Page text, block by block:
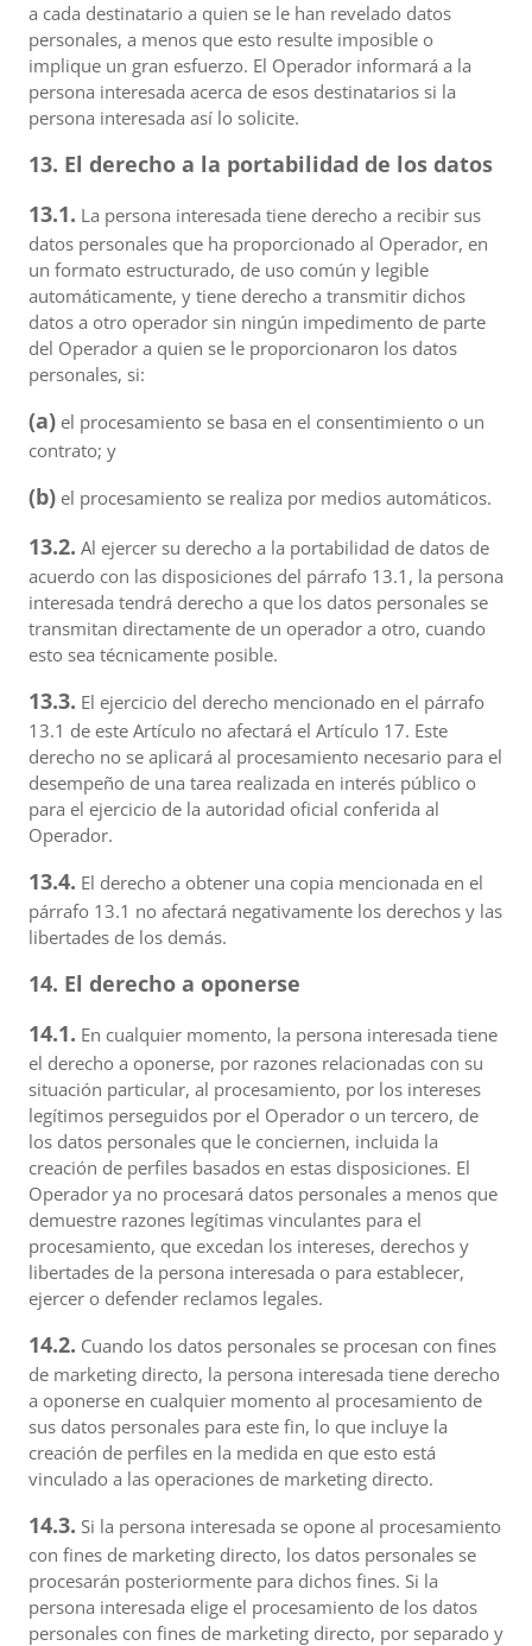
a cada destinatario a quien se le han revelado datos
personales, a menos que esto resulte imposible o
implique un gran esfuerzo. El Operador informará a la
persona interesada acerca de esos destinatarios si la
persona interesada así lo solicite.
13. El derecho a la portabilidad de los datos
13.1. La persona interesada tiene derecho a recibir sus
datos personales que ha proporcionado al Operador, en
un formato estructurado, de uso común y legible
automáticamente, y tiene derecho a transmitir dichos
datos a otro operador sin ningún impedimento de parte
del Operador a quien se le proporcionaron los datos
personales, si:
(a) el procesamiento se basa en el consentimiento o un
contrato; y
(b) el procesamiento se realiza por medios automáticos.
13.2. Al ejercer su derecho a la portabilidad de datos de
acuerdo con las disposiciones del párrafo 13.1, la persona
interesada tendrá derecho a que los datos personales se
transmitan directamente de un operador a otro, cuando
esto sea técnicamente posible.
13.3. El ejercicio del derecho mencionado en el párrafo
13.1 de este Artículo no afectará el Artículo 17. Este
derecho no se aplicará al procesamiento necesario para el
desempeño de una tarea realizada en interés público o
para el ejercicio de la autoridad oficial conferida al
Operador.
13.4. El derecho a obtener una copia mencionada en el
párrafo 13.1 no afectará negativamente los derechos y las
libertades de los demás.
14. El derecho a oponerse
14.1. En cualquier momento, la persona interesada tiene
el derecho a oponerse, por razones relacionadas con su
situación particular, al procesamiento, por los intereses
legítimos perseguidos por el Operador o un tercero, de
los datos personales que le conciernen, incluida la
creación de perfiles basados en estas disposiciones. El
Operador ya no procesará datos personales a menos que
demuestre razones legítimas vinculantes para el
procesamiento, que excedan los intereses, derechos y
libertades de la persona interesada o para establecer,
ejercer o defender reclamos legales.
14.2. Cuando los datos personales se procesan con fines
de marketing directo, la persona interesada tiene derecho
a oponerse en cualquier momento al procesamiento de
sus datos personales para este fin, lo que incluye la
creación de perfiles en la medida en que esto está
vinculado a las operaciones de marketing directo.
14.3. Si la persona interesada se opone al procesamiento
con fines de marketing directo, los datos personales se
procesarán posteriormente para dichos fines. Si la
persona interesada elige el procesamiento de los datos
personales con fines de marketing directo, por separado y